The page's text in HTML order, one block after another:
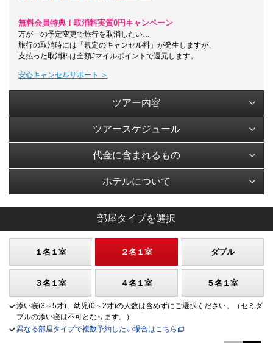
無料会員特典！取消料実質0円キャンペーン
万が一の予定変更で旅行を取消したい…
旅行の取消時には「規定のキャンセル料」が発生しますが、
支払った取消料は全額Jマイルポイントで還元します。
安心キャンセルサポート ＞
ツアー内容
ツアースケジュール
代金に含まれるもの
ホテルについて
部屋タイプを選択
１名１室 ２名１室 ダブル
３名１室 ４名１室 ５名１室
添い寝(3～5才)、幼児(0～2才)の人数は含めずにご選択ください。（セミダ
ブルの添い寝は不可となります。）
異なる部屋タイプで複数予約したい場合はこちら